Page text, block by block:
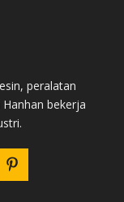
peralatan
bekerja